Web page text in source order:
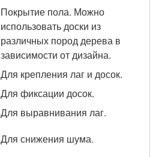
Покрытие пола. Можно
использовать доски из
различных пород дерева в
зависимости от дизайна.
Для крепления лаг и досок.
Для фиксации досок.
Для выравнивания лаг.
Для снижения шума.